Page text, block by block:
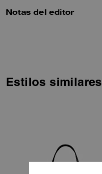
Notas del editor
Estilos similares